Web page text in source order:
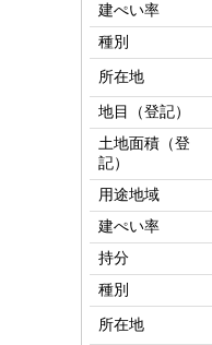
建ぺい率
種別
所在地
地目（登記）
土地面積（登
記）
用途地域
建ぺい率
持分
種別
所在地